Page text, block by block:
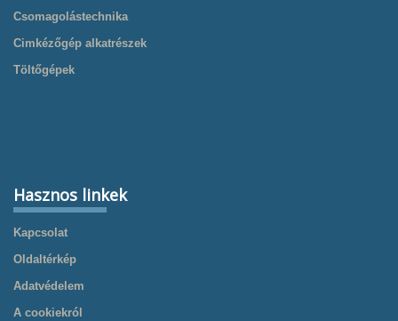
Csomagolástechnika
Cimkézőgép alkatrészek
Töltőgépek
Hasznos linkek
Kapcsolat
Oldaltérkép
Adatvédelem
A cookiekról